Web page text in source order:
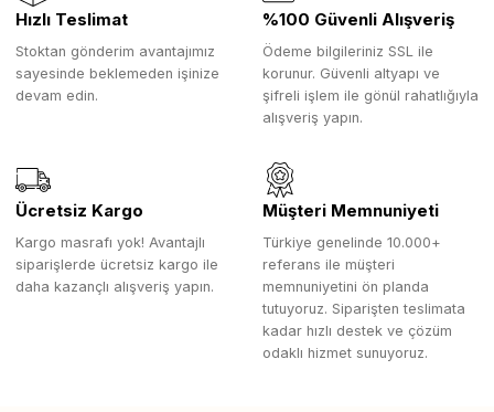
Hızlı Teslimat
Stoktan gönderim avantajımız
sayesinde beklemeden işinize
devam edin.
%100 Güvenli Alışveriş
Ödeme bilgileriniz SSL ile
korunur. Güvenli altyapı ve
şifreli işlem ile gönül rahatlığıyla
alışveriş yapın.
Ücretsiz Kargo
Kargo masrafı yok! Avantajlı
siparişlerde ücretsiz kargo ile
daha kazançlı alışveriş yapın.
Müşteri Memnuniyeti
Türkiye genelinde 10.000+
referans ile müşteri
memnuniyetini ön planda
tutuyoruz. Siparişten teslimata
kadar hızlı destek ve çözüm
odaklı hizmet sunuyoruz.